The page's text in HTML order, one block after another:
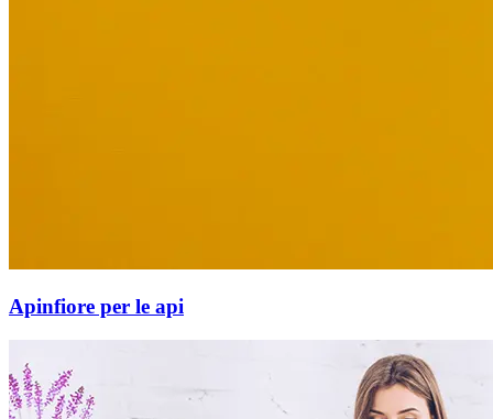
Apinfiore per le api